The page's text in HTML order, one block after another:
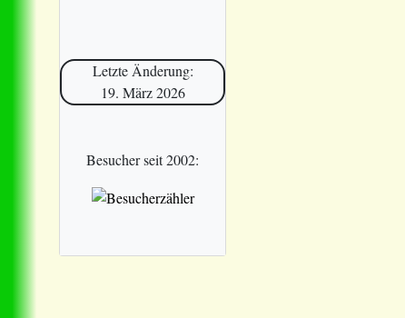
Letzte Änderung:
19. März 2026
Besucher seit 2002: